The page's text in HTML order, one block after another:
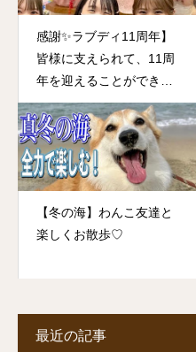
感謝✨ラブディ11周年】
皆様に支えられて、11周
年を迎えることができま
した！
【冬の海】わんこ友達と
楽しくお散歩♡
最近の記事